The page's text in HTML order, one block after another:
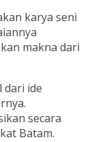
karya seni
makna dari
dari ide
secara
Batam.